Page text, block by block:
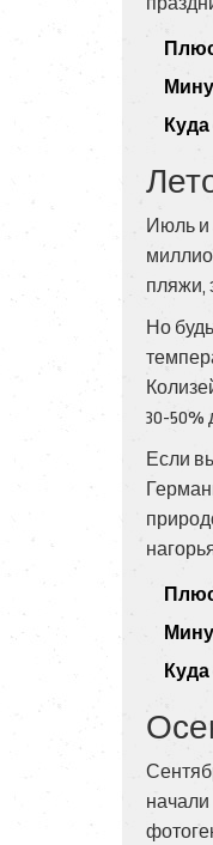
Куда
Июль и
пляжи,
Но
30-
Если
Куда